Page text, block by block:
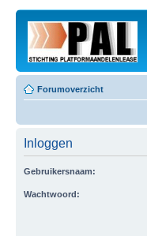
Forumoverzicht
Inloggen
Gebruikersnaam:
Wachtwoord: